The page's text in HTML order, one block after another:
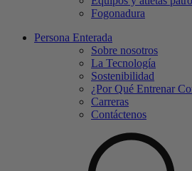
Fogonadura
Persona Enterada
Sobre nosotros
La Tecnología
Sostenibilidad
¿Por Qué Entrenar
Carreras
Contáctenos